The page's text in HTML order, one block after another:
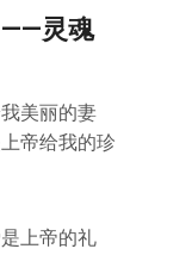
——灵魂
美丽的妻
帝给我的珍
上帝的礼